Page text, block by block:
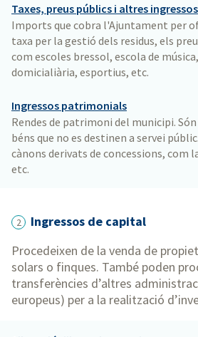
Taxes, preus públics i altres ingressos
Imports que cobra l'Ajuntament per
taxa per la gestió dels residus, els
com escoles bressol, escola de
domicialiària, esportius, etc.
Ingressos patrimonials
Rendes de patrimoni del municipi.
béns que no es destinen a servei
cànons derivats de concessions, com
etc.
2
Ingressos de capital
Procedeixen de la venda de
solars o finques. També poden
transferències d’altres
europeus) per a la realització